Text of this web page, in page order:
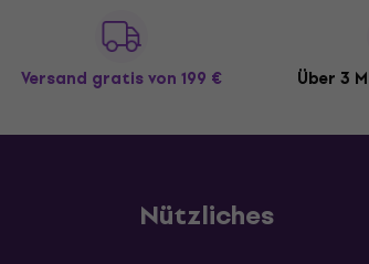
Versand gratisvon 199 € Über 3
Nützliches